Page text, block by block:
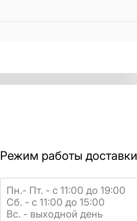
Режим работы доставки
Пн.- Пт. - с 11:00 до 19:00
Сб. - с 11:00 до 15:00
Вс. - выходной день